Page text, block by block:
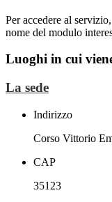
Per accedere al
nome del modulo
Luoghi in cui
La sede
Indirizzo
Corso Vittorio
CAP
35123